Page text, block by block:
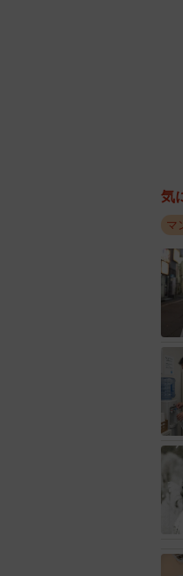
中
あ
銘
シ
一
て
す
気
マ